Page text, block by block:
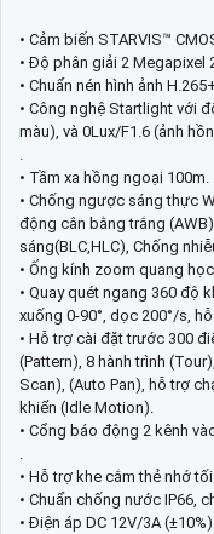
• Cảm biến STARVIS™
• Độ phân giải 2 Megapixel
• Chuẩn nén hình ảnh H.265+
• Công nghệ Startlight với
màu), và 0Lux/F1.6 (ảnh
.
• Tầm xa hồng ngoại 100m.
• Chống ngược sáng thực
động cân bằng trắng
sáng(BLC,HLC), Chống
• Ống kính zoom quang
• Quay quét ngang 360 độ
xuống 0-90°, dọc 200°/s,
• Hỗ trợ cài đặt trước 300
(Pattern), 8 hành trình
Scan), (Auto Pan), hỗ trợ
khiển (Idle Motion).
• Cổng báo động 2 kênh
.
• Hỗ trợ khe cắm thẻ nhớ
• Chuẩn chống nước IP66,
• Điện áp DC 12V/3A